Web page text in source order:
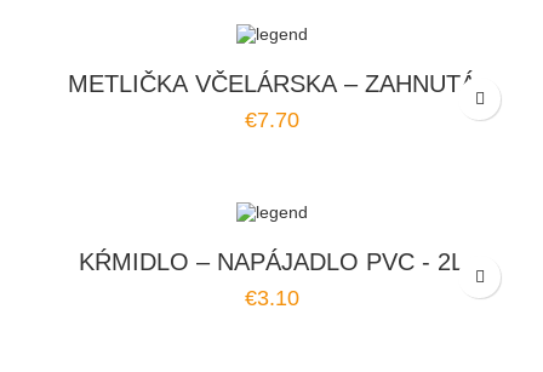
METLIČKA VČELÁRSKA – ZAHNUTÁ
€7.70
KŔMIDLO – NAPÁJADLO PVC - 2L
€3.10